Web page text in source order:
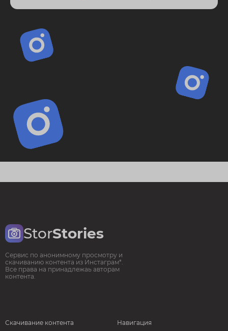
StorStories
Сервис по анонимному просмотру и
скачиванию контента из Инстаграм*.
Все права на принадлежаь авторам
контента.
Скачивание контента Навигация